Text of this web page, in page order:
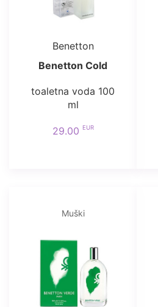
Benetton
Benetton Cold
toaletna voda 100
ml
29.00 EUR
Muški